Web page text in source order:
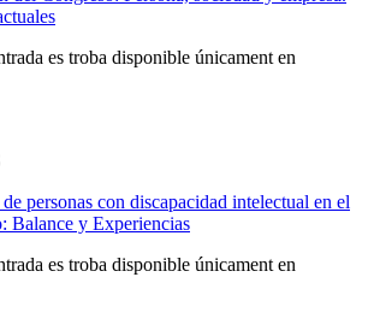
es troba disponible únicament en
personas con discapacidad intelectual en el
Balance y Experiencias
es troba disponible únicament en